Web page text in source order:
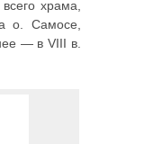
храма,
о. Самосе,
— в VIII в.